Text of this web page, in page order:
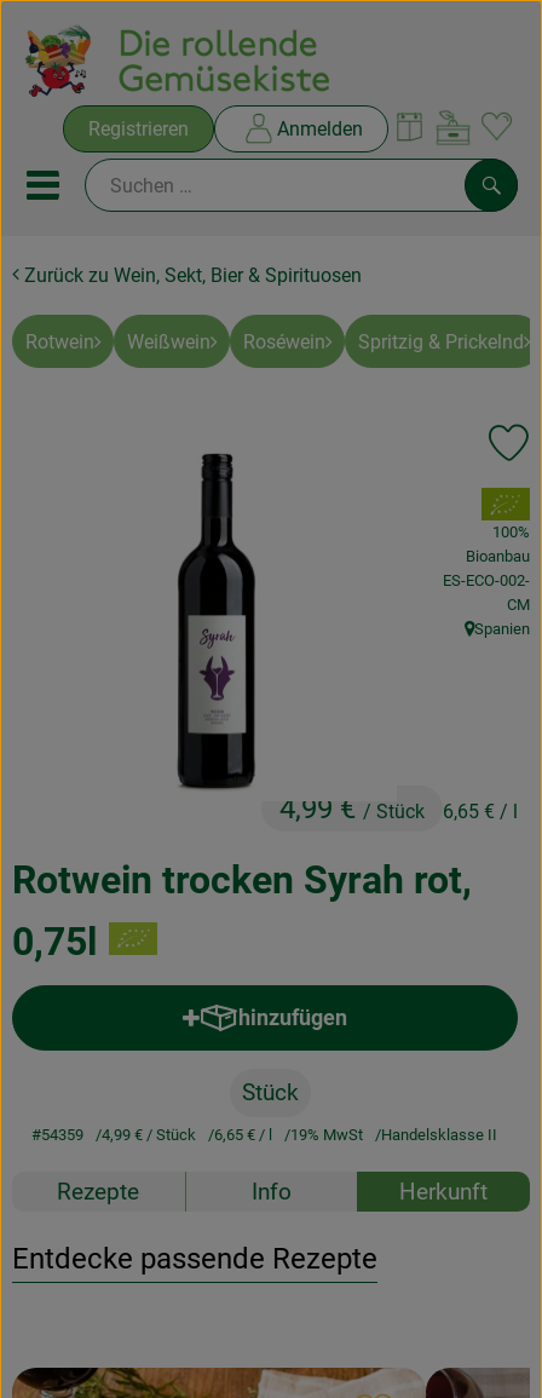
Registrieren Anmelden
Mobiles Menu öffnen oder
Ökokisten
Rezepte
NEUES & ANGEBOTE
Drogerie & Diverses
Lieferservice
Über uns
Geschäftskunden
Zurück zu Wein, Sekt, Bier & Spirituosen
Rotwein Weißwein Roséwein Spritzig & Prickelnd
Rotwein trocken Syrah rot,
0,75l
4,99 € / Stück 6,65 € / l
, Verband:
100%
Bioanbau
, Kontrollstelle:
ES-ECO-002-
CM
, Herkunft:
Spanien
hinzufügen
Produkt zum Warenkorb
Stück
#54359 4,99 €/ Stück 6,65 €/ l 19% MwSt Handelsklasse II
Rezepte Info Herkunft
Entdecke passende Rezepte